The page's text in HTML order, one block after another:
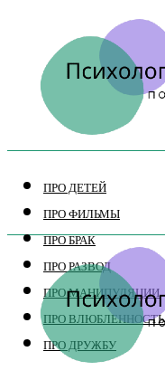
ПРО ДЕТЕЙ
ПРО ФИЛЬМЫ
ПРО БРАК
ПРО РАЗВОД
ПРО МАНИПУЛЯЦИИ
ПРО ВЛЮБЛЕННОСТЬ
ПРО ДРУЖБУ